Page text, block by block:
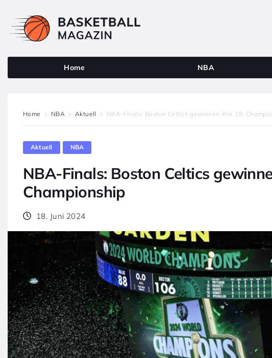
Home NBA
Home NBA Aktuell NBA-Finals: Boston Celtics gewinnen ihre 18.
Aktuell NBA
NBA-Finals: Boston Celtics
Championship
18. Juni 2024